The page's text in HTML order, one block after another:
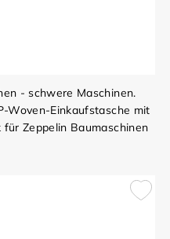
- schwere Maschinen.
Woven-Einkaufstasche mit
Zeppelin Baumaschinen